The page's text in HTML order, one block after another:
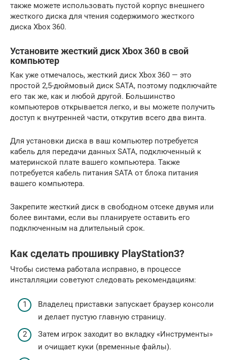
также можете использовать пустой корпус внешнего
жесткого диска для чтения содержимого жесткого
диска Xbox 360.
Установите жесткий диск Xbox 360 в свой
компьютер
Как уже отмечалось, жесткий диск Xbox 360 — это
простой 2,5-дюймовый диск SATA, поэтому подключайте
его так же, как и любой другой. Большинство
компьютеров открывается легко, и вы можете получить
доступ к внутренней части, открутив всего два винта.
Для установки диска в ваш компьютер потребуется
кабель для передачи данных SATA, подключенный к
материнской плате вашего компьютера. Также
потребуется кабель питания SATA от блока питания
вашего компьютера.
Закрепите жесткий диск в свободном отсеке двумя или
более винтами, если вы планируете оставить его
подключенным на длительный срок.
Как сделать прошивку PlayStation3?
Чтобы система работала исправно, в процессе
инсталляции советуют следовать рекомендациям:
Владелец приставки запускает браузер консоли
и делает пустую главную страницу.
Затем игрок заходит во вкладку «Инструменты»
и очищает куки (временные файлы).